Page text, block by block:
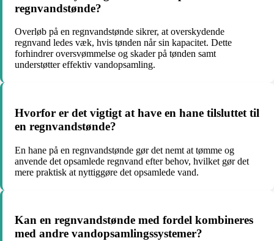
regnvandstønde?
Overløb på en regnvandstønde sikrer, at overskydende
regnvand ledes væk, hvis tønden når sin kapacitet. Dette
forhindrer oversvømmelse og skader på tønden samt
understøtter effektiv vandopsamling.
Hvorfor er det vigtigt at have en hane tilsluttet til
en regnvandstønde?
En hane på en regnvandstønde gør det nemt at tømme og
anvende det opsamlede regnvand efter behov, hvilket gør det
mere praktisk at nyttiggøre det opsamlede vand.
Kan en regnvandstønde med fordel kombineres
med andre vandopsamlingssystemer?